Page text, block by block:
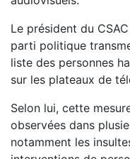
Le président du
parti politique
liste des personnes
sur les plateaux de
Selon lui, cette
observées dans
notamment les